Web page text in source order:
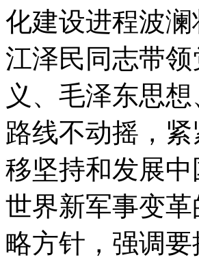
化建设进程波
江泽民同志带
义、毛泽东思
路线不动摇，
移坚持和发展
世界新军事变
略方针，强调